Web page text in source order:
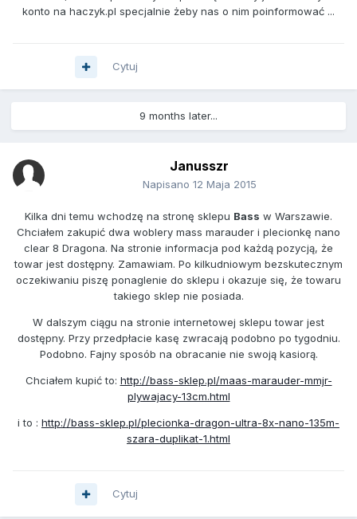
konto na haczyk.pl specjalnie żeby nas o nim poinformować ...
Cytuj
9 months later...
Janusszr
Napisano 12 Maja 2015
Kilka dni temu wchodzę na stronę sklepu Bass w Warszawie.
Chciałem zakupić dwa woblery mass marauder i plecionkę nano
clear 8 Dragona. Na stronie informacja pod każdą pozycją, że
towar jest dostępny. Zamawiam. Po kilkudniowym bezskutecznym
oczekiwaniu piszę ponaglenie do sklepu i okazuje się, że towaru
takiego sklep nie posiada.
W dalszym ciągu na stronie internetowej sklepu towar jest
dostępny. Przy przedpłacie kasę zwracają podobno po tygodniu.
Podobno. Fajny sposób na obracanie nie swoją kasiorą.
Chciałem kupić to: http://bass-sklep.pl/maas-marauder-mmjr-
plywajacy-13cm.html
i to : http://bass-sklep.pl/plecionka-dragon-ultra-8x-nano-135m-
szara-duplikat-1.html
Cytuj